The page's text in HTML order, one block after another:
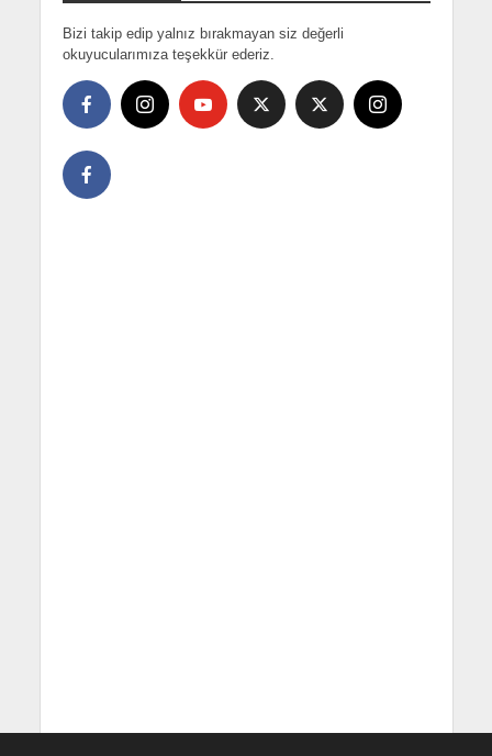
Bizi takip edip yalnız bırakmayan siz değerli
okuyucularımıza teşekkür ederiz.